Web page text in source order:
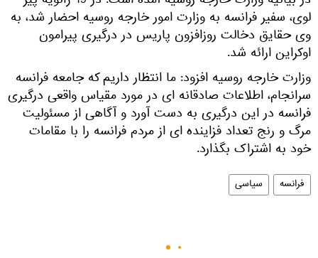
لوی، سفیر فرانسه به وزارت امور خارجه روسیه احضار شد، به
وی حقایق دخالت روزافزون پاریس در درگیری پیرامون
اوکراین ارائه شد.
وزارت خارجه روسیه افزود: ما انتظار داریم که جامعه فرانسه
سرانجام، اطلاعات صادقانه ای در مورد مقیاس واقعی درگیری
فرانسه در این درگیری به دست آورد و آگاهی از مسئولیت
مرگ و رنج تعداد فزاینده ای از مردم فرانسه را با مقامات
خود به اشتراک بگذارد.
فرانسه سیاسی